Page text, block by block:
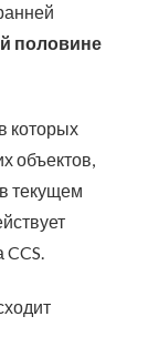
половине
которых
объектов,
текущем